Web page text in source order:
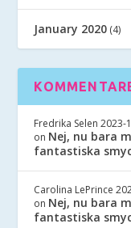
January 2020 (4)
Fredrika Selen 2023-
on Nej, nu bara
fantastiska
Carolina LePrince
on Nej, nu bara
fantastiska